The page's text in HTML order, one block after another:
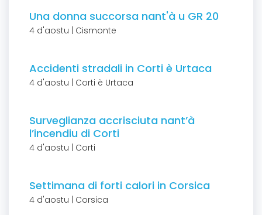
Una donna succorsa nant'à u GR 20
4 d'aostu | Cismonte
Accidenti stradali in Corti è Urtaca
4 d'aostu | Corti è Urtaca
Surveglianza accrisciuta nant’à
l’incendiu di Corti
4 d'aostu | Corti
Settimana di forti calori in Corsica
4 d'aostu | Corsica